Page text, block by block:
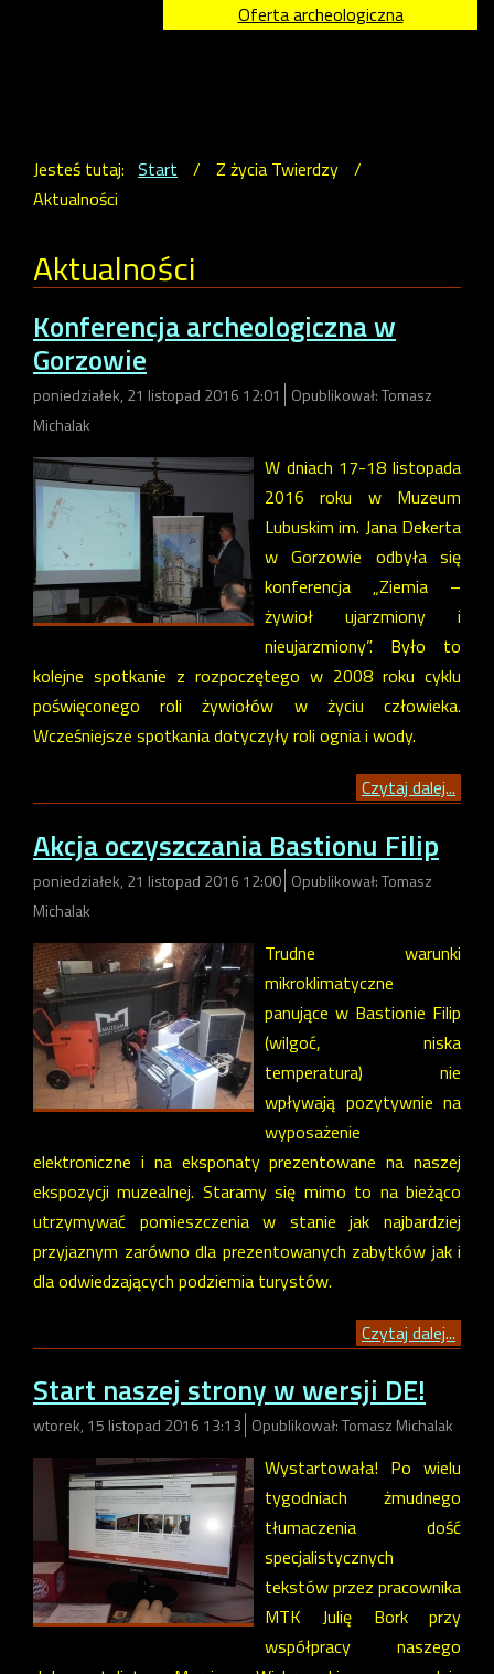
Oferta archeologiczna
Jesteś tutaj: Start / Z życia Twierdzy /
Aktualności
Aktualności
Konferencja archeologiczna w
Gorzowie
poniedziałek, 21 listopad 2016 12:01
Opublikował: Tomasz
Michalak
W dniach 17-18 listopada
2016 roku w Muzeum
Lubuskim im. Jana Dekerta
w Gorzowie odbyła się
konferencja „Ziemia –
żywioł ujarzmiony i
nieujarzmiony”. Było to
kolejne spotkanie z rozpoczętego w 2008 roku cyklu
poświęconego roli żywiołów w życiu człowieka.
Wcześniejsze spotkania dotyczyły roli ognia i wody.
Czytaj dalej...
Akcja oczyszczania Bastionu Filip
poniedziałek, 21 listopad 2016 12:00 Opublikował: Tomasz
Michalak
Trudne warunki
mikroklimatyczne
panujące w Bastionie Filip
(wilgoć, niska
temperatura) nie
wpływają pozytywnie na
wyposażenie
elektroniczne i na eksponaty prezentowane na naszej
ekspozycji muzealnej. Staramy się mimo to na bieżąco
utrzymywać pomieszczenia w stanie jak najbardziej
przyjaznym zarówno dla prezentowanych zabytków jak i
dla odwiedzających podziemia turystów.
Czytaj dalej...
Start naszej strony w wersji DE!
wtorek, 15 listopad 2016 13:13 Opublikował: Tomasz Michalak
Wystartowała! Po wielu
tygodniach żmudnego
tłumaczenia dość
specjalistycznych
tekstów przez pracownika
MTK Julię Bork przy
współpracy naszego